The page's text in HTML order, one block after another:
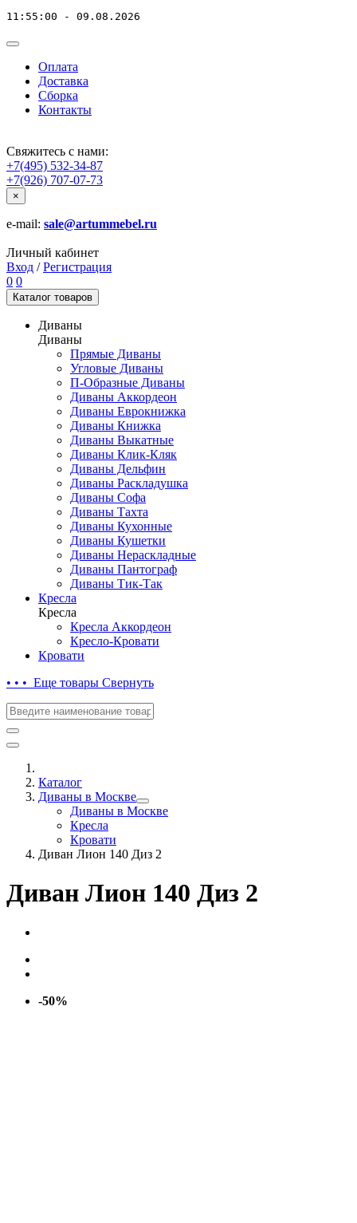
11:55:00 - 09.08.2026
Оплата
Доставка
Сборка
Контакты
Свяжитесь с нами:
+7(495) 532-34-87
+7(926) 707-07-73
×
e-mail: sale@artummebel.ru
Личный кабинет
Вход / Регистрация
0 0
Каталог товаров
Диваны
Диваны
Прямые Диваны
Угловые Диваны
П-Образные Диваны
Диваны Аккордеон
Диваны Еврокнижка
Диваны Книжка
Диваны Выкатные
Диваны Клик-Кляк
Диваны Дельфин
Диваны Раскладушка
Диваны Софа
Диваны Тахта
Диваны Кухонные
Диваны Кушетки
Диваны Нераскладные
Диваны Пантограф
Диваны Тик-Так
Кресла
Кресла
Кресла Аккордеон
Кресло-Кровати
Кровати
• • • Еще товары Свернуть
Каталог
Диваны в Москве
Диваны в Москве
Кресла
Кровати
Диван Лион 140 Диз 2
Диван Лион 140 Диз 2
-50%